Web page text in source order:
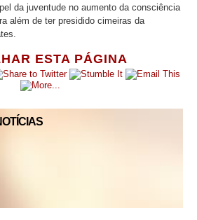
ESTA PÁGINA
da juventude no aumento da consciência
além de ter presidido cimeiras da